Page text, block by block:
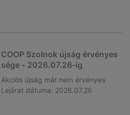
COOP Szolnok újság érvényes
sége - 2026.07.26-ig
Akciós újság már nem érvényes
Lejárat dátuma: 2026.07.26